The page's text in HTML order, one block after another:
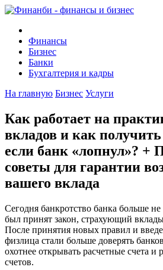
Финансы
Бизнес
Банки
Бухгалтерия и кадры
На главную Бизнес Услуги
Как работает на
вкладов и как
если банк «лопнул»? +
советы для гарантии
вашего вклада
Сегодня банкротство банка больше
был принят закон, страхующий
После принятия новых правил и
физлица стали больше доверять
охотнее открывать расчетные счета и
счетов.